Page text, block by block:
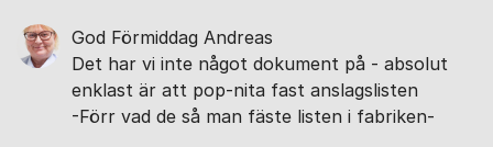
God Förmiddag Andreas
Det har vi inte något dokument på - absolut
enklast är att pop-nita fast anslagslisten
-Förr vad de så man fäste listen i fabriken-